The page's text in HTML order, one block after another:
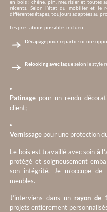
en bois : chêne, pin, meurisier et toutes
récents. Selon l’état du mobilier et le
différentes étapes, toujours adaptées au
Les prestations possibles incluent :
Décapagepour repartir sur un
Relooking avec laqueselon le style
Patinage pour un rendu
client;
Vernissage pour une protection
Le bois est travaillé avec soin à
protégé et soigneusement
son intégrité. Je m’occupe
meubles.
J’interviens dans un rayon de
projets entièrement